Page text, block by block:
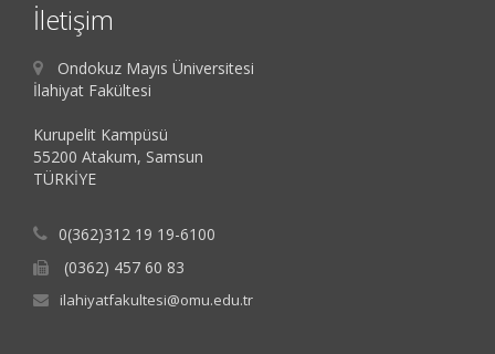
İletişim
Ondokuz Mayıs Üniversitesi
İlahiyat Fakültesi
Kurupelit Kampüsü
55200 Atakum, Samsun
TÜRKİYE
0(362)312 19 19-6100
(0362) 457 60 83
ilahiyatfakultesi@omu.edu.tr